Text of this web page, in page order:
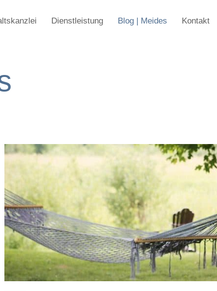
Dienstleistung Blog | Meides Kontakt